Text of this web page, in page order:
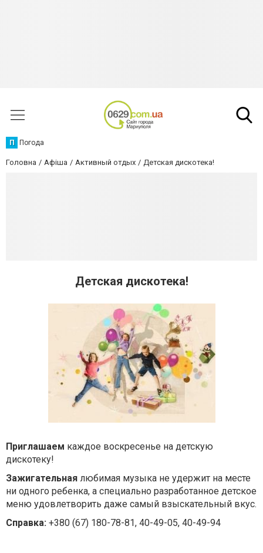
П Погода
Головна Афіша Активный отдых Детская дискотека!
Детская дискотека!
Приглашаем каждое воскресенье на детскую
дискотеку!
Зажигательная любимая музыка не удержит на месте
ни одного ребенка, а специально разработанное детское
меню удовлетворить даже самый взыскательный вкус.
Справка: +380 (67) 180-78-81, 40-49-05, 40-49-94